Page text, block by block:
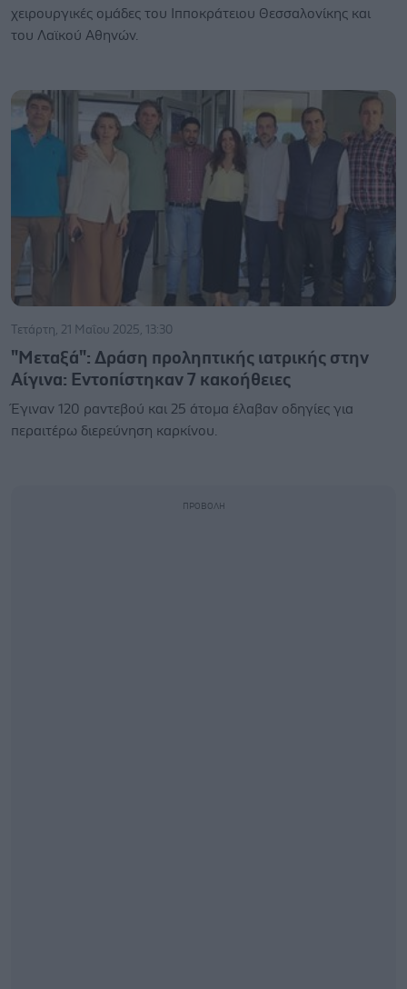
χειρουργικές ομάδες του Ιπποκράτειου Θεσσαλονίκης και
του Λαϊκού Αθηνών.
Τετάρτη, 21 Μαΐου 2025, 13:30
"Μεταξά": Δράση προληπτικής ιατρικής στην
Αίγινα: Εντοπίστηκαν 7 κακοήθειες
Έγιναν 120 ραντεβού και 25 άτομα έλαβαν οδηγίες για
περαιτέρω διερεύνηση καρκίνου.